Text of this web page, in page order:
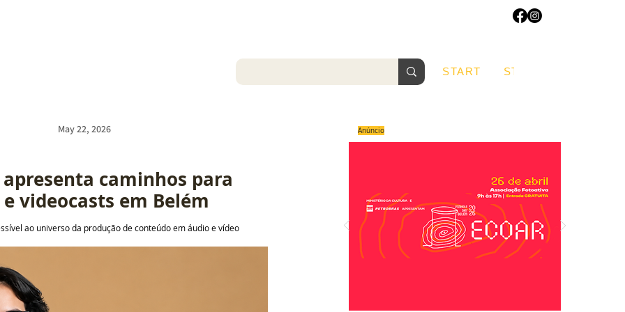
START START
May 22, 2026
caminhos para
videocasts em Belém
ao universo da produção de conteúdo em áudio e vídeo
Anúncio